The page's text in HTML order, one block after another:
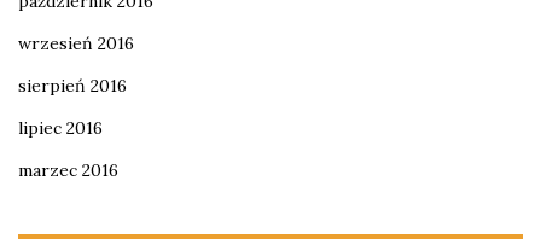
wrzesień 2016
sierpień 2016
lipiec 2016
marzec 2016